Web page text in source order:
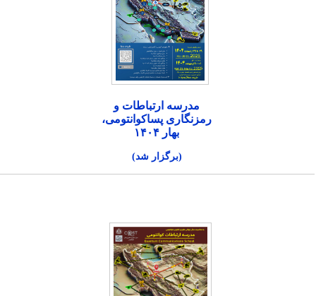
مدرسه ارتباطات و
رمزنگاری پساکوانتومی،
بهار ۱۴۰۴
(برگزار شد)